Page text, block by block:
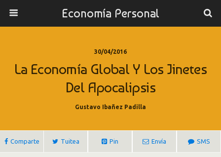
Economía Personal
30/04/2016
La Economía Global Y Los Jinetes
Del Apocalipsis
Gustavo Ibañez Padilla
Comparte Tuitea Pin Envía SMS